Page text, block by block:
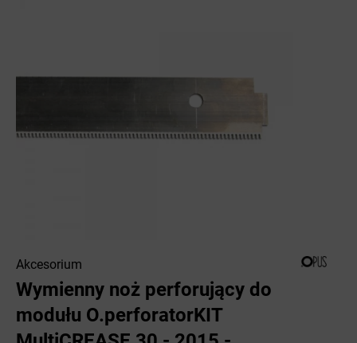
Akcesorium
Wymienny noż perforujący do
modułu O.perforatorKIT